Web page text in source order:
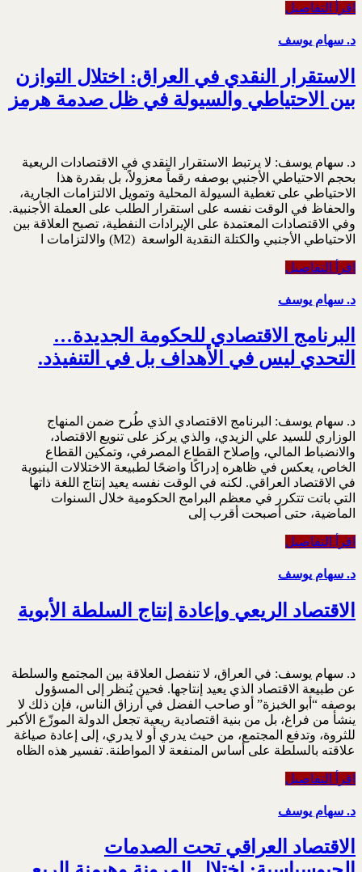
اقرأ التفاصيل
د. سهام يوسف
الاستقرار النقدي في العراق: اختلال التوازن
بين الاحتياطي والسيولة في ظل صدمة هرمز
د. سهام يوسف: لا يرتبط الاستقرار النقدي في الاقتصادات الريعية
بحجم الاحتياطي الأجنبي بوصفه رقماً معزولاً، بل بقدرة ‏هذا
الاحتياطي على تغطية السيولة المحلية وتمويل الالتزامات الجارية،
والحفاظ في الوقت نفسه على ‏استقرار الطلب على العملة الأجنبية.‏
وفي الاقتصادات المعتمدة على الإيرادات النفطية، تصبح العلاقة بين
الاحتياطي الأجنبي والكتلة النقدية ‏الواسعة ‏‎(M2) ‎‏ والالتزامات ا
اقرأ التفاصيل
د. سهام يوسف
البرنامج الاقتصادي للحكومة الجديدة…
التحدي ليس في الأهداف بل في التنفيذد.
د. سهام يوسف: البرنامج الاقتصادي الذي طُرح ضمن المنهاج
الوزاري للسيد علي الزيدي، والذي يركز على تنويع ‏الاقتصاد،
والانضباط المالي، وإصلاح القطاع المصرفي، وتمكين القطاع
الخاص، يعكس في ظاهره إدراكًا ‏واضحًا لطبيعة الاختلالات البنيوية
في الاقتصاد العراقي. لكنه في الوقت نفسه يعيد إنتاج اللغة ذاتها
التي ‏باتت تتكرر في معظم البرامج الحكومية خلال السنوات
الماضية، حتى أصبحت أقرب إلى
اقرأ التفاصيل
د. سهام يوسف
الاقتصاد الريعي وإعادة إنتاج السلطة الأبوية
د. سهام يوسف: في العراق، لا تنفصل العلاقة بين المجتمع والسلطة
عن طبيعة الاقتصاد الذي يعيد إنتاجها. فحين يُنظر إلى ‏المسؤول
بوصفه “أبو الخبزة” أو صاحب الفضل في أرزاق الناس، فإن ذلك لا
ينشأ من فراغ، بل من بنية ‏اقتصادية ريعية تجعل الدولة الموزّع الأكبر
للثروة، وتدفع المجتمع، من حيث يدري أو لا يدري، إلى إعادة ‏صياغة
علاقته بالسلطة على أساس المنفعة لا المواطنة.‏ تفسير هذه الظاه
اقرأ التفاصيل
د. سهام يوسف
الاقتصاد العراقي تحت الصدمات